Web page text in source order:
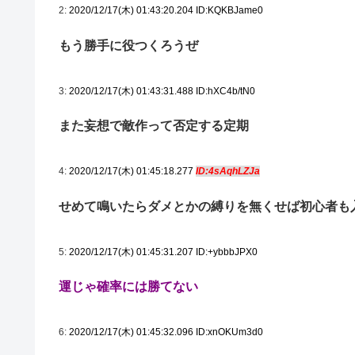
2: 2020/12/17(木) 01:43:20.204 ID:KQKBJame0
もう勝手に役つくろうぜ
3: 2020/12/17(木) 01:43:31.488 ID:hXC4b/tN0
また妄想で敵作って否定する定期
4: 2020/12/17(木) 01:45:18.277 ID:4sAqhLZJa
せめて鳴いたらダメとかの縛りを無くせば初心者
5: 2020/12/17(木) 01:45:31.207 ID:+ybbbJPX0
運じゃ確率には勝てない
6: 2020/12/17(木) 01:45:32.096 ID:xnOKUm3d0